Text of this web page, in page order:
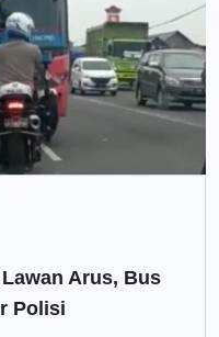
Arus, Bus
Polisi